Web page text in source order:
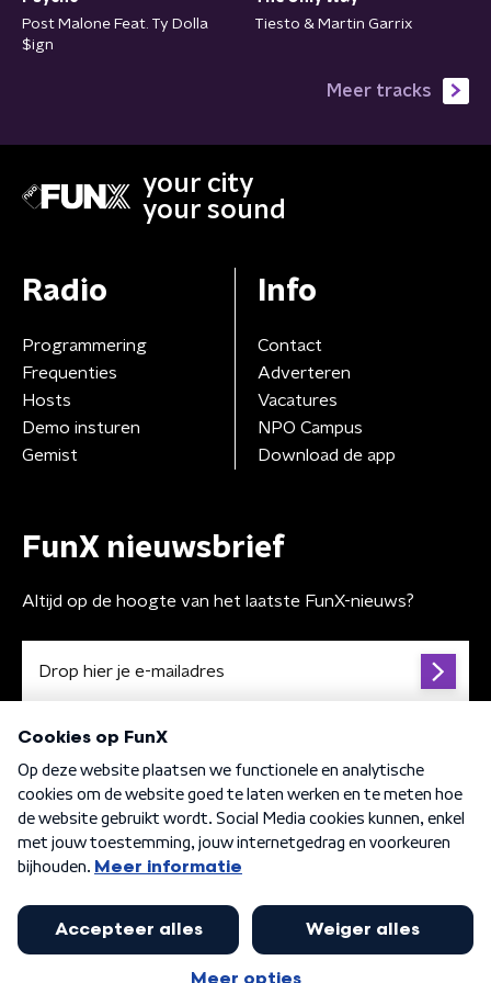
Post Malone Feat. Ty Dolla
$ign
Tiesto & Martin Garrix
Meer tracks
your city
your sound
Radio
Programmering
Frequenties
Hosts
Demo insturen
Gemist
Info
Contact
Adverteren
Vacatures
NPO Campus
Download de app
FunX nieuwsbrief
Altijd op de hoogte van het laatste FunX-nieuws?
Algemene voorwaarden Privacybeleid